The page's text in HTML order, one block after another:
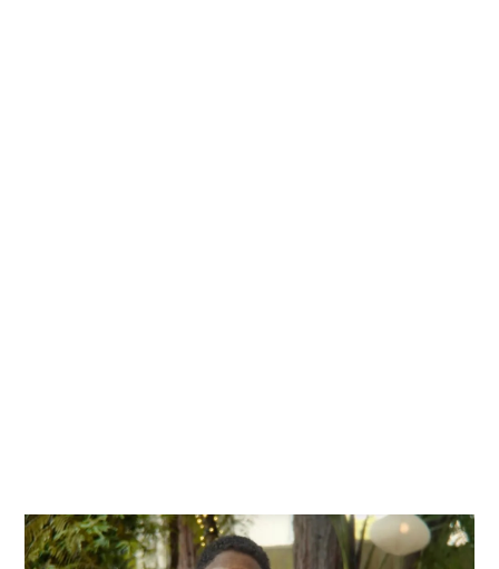
content